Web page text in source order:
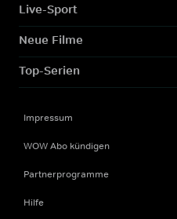
Live-Sport
Neue Filme
Top-Serien
Impressum
WOW Abo kündigen
Partnerprogramme
Hilfe